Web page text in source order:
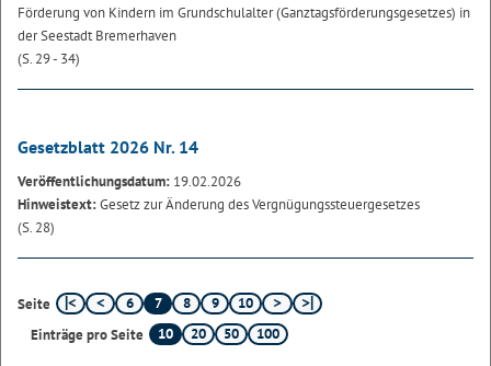
Förderung von Kindern im Grundschulalter (Ganztagsförderungsgesetzes) in
der Seestadt Bremerhaven
(S. 29 - 34)
Gesetzblatt 2026 Nr. 14
Veröffentlichungsdatum: 19.02.2026
Hinweistext:Gesetz zur Änderung des Vergnügungssteuergesetzes
(S. 28)
Seite 6 7 8 9
10
Einträge pro Seite
10 20 50 100